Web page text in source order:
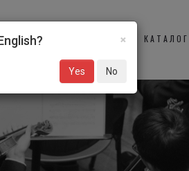
О НАС УЧАСТНИКИ
×
Yes No